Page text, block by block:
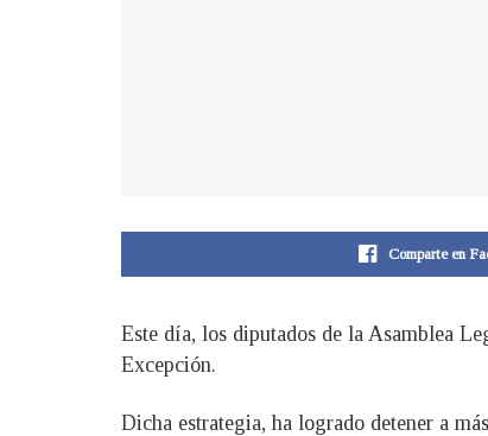
Comparte en
Este día, los diputados de la Asamblea
Excepción.
Dicha estrategia, ha logrado detener a